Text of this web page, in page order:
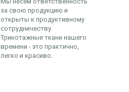
за свою продукцию и
открыты к продуктивному
сотрудничеству.
Трикотажные ткани нашего
времени - это практично,
легко и красиво.